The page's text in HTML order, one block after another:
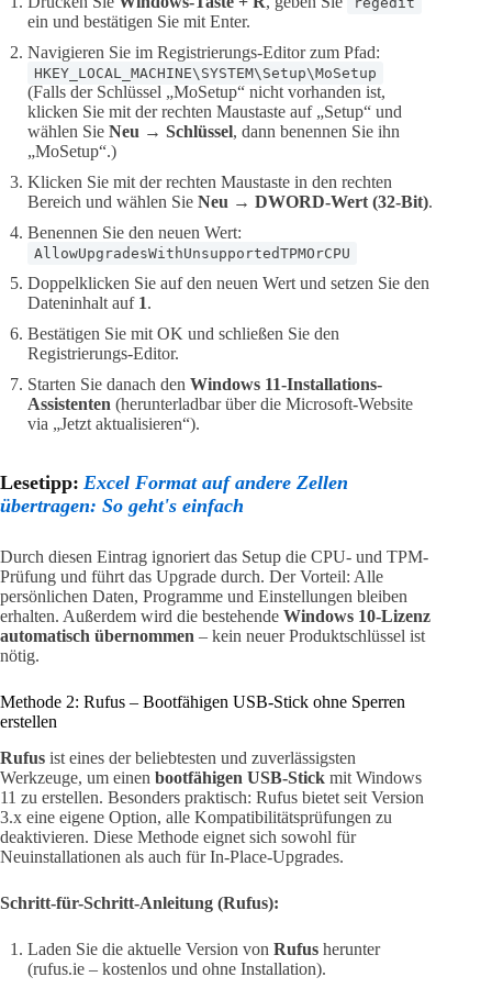
ein und bestätigen Sie mit Enter.
Navigieren Sie im Registrierungs-Editor zum Pfad:
HKEY_LOCAL_MACHINE\SYSTEM\Setup\MoSetup
(Falls der Schlüssel „MoSetup“ nicht vorhanden ist,
klicken Sie mit der rechten Maustaste auf „Setup“ und
wählen Sie Neu → Schlüssel, dann benennen Sie ihn
„MoSetup“.)
Klicken Sie mit der rechten Maustaste in den rechten
Bereich und wählen Sie Neu → DWORD-Wert (32-Bit).
Benennen Sie den neuen Wert:
AllowUpgradesWithUnsupportedTPMOrCPU
Doppelklicken Sie auf den neuen Wert und setzen Sie den
Dateninhalt auf 1.
Bestätigen Sie mit OK und schließen Sie den
Registrierungs-Editor.
Starten Sie danach den Windows 11-Installations-
Assistenten (herunterladbar über die Microsoft-Website
via „Jetzt aktualisieren“).
Lesetipp: Excel Format auf andere Zellen
übertragen: So geht's einfach
Durch diesen Eintrag ignoriert das Setup die CPU- und TPM-
Prüfung und führt das Upgrade durch. Der Vorteil: Alle
persönlichen Daten, Programme und Einstellungen bleiben
erhalten. Außerdem wird die bestehende Windows 10-Lizenz
automatisch übernommen – kein neuer Produktschlüssel ist
nötig.
Methode 2: Rufus – Bootfähigen USB-Stick ohne Sperren
erstellen
Rufus ist eines der beliebtesten und zuverlässigsten
Werkzeuge, um einen bootfähigen USB-Stick mit Windows
11 zu erstellen. Besonders praktisch: Rufus bietet seit Version
3.x eine eigene Option, alle Kompatibilitätsprüfungen zu
deaktivieren. Diese Methode eignet sich sowohl für
Neuinstallationen als auch für In-Place-Upgrades.
Schritt-für-Schritt-Anleitung (Rufus):
Laden Sie die aktuelle Version von Rufus herunter
(rufus.ie – kostenlos und ohne Installation).